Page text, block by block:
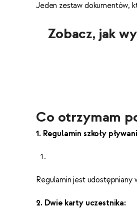
Jeden zestaw dokumentów,
Zobacz, jak
Co otrzymam
1. Regulamin szkoły
Regulamin jest
2. Dwie karty uczestnika: